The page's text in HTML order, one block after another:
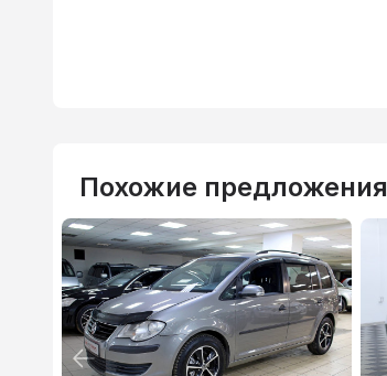
Похожие предложения
ВТБ
3.9%